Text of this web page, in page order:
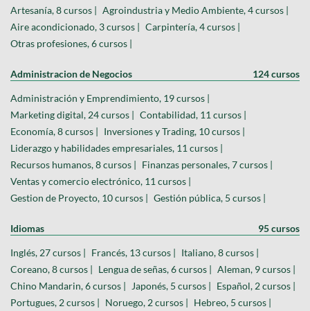
Artesanía, 8 cursos | Agroindustria y Medio Ambiente, 4 cursos |
Aire acondicionado, 3 cursos | Carpintería, 4 cursos |
Otras profesiones, 6 cursos |
Administracion de Negocios 124 cursos
Administración y Emprendimiento, 19 cursos |
Marketing digital, 24 cursos | Contabilidad, 11 cursos |
Economía, 8 cursos | Inversiones y Trading, 10 cursos |
Liderazgo y habilidades empresariales, 11 cursos |
Recursos humanos, 8 cursos | Finanzas personales, 7 cursos |
Ventas y comercio electrónico, 11 cursos |
Gestion de Proyecto, 10 cursos | Gestión pública, 5 cursos |
Idiomas 95 cursos
Inglés, 27 cursos | Francés, 13 cursos | Italiano, 8 cursos |
Coreano, 8 cursos | Lengua de señas, 6 cursos | Aleman, 9 cursos |
Chino Mandarin, 6 cursos |
Japonés, 5 cursos | Español, 2 cursos |
Portugues, 2 cursos | Noruego, 2 cursos | Hebreo, 5 cursos |